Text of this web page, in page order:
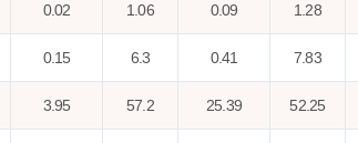
0.02 1.06 0.09 1.28
0.15 6.3 0.41 7.83
3.95 57.2 25.39 52.25